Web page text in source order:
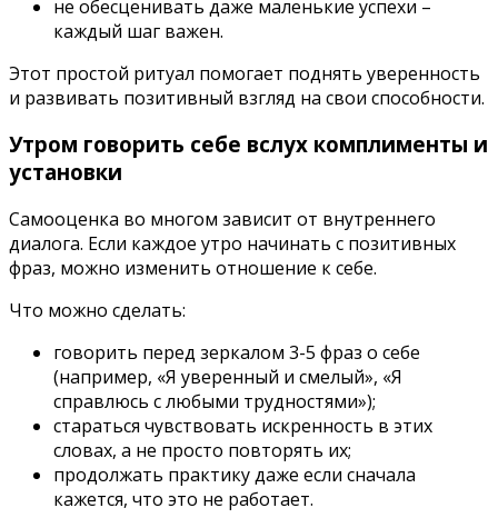
не обесценивать даже маленькие успехи –
каждый шаг важен.
Этот простой ритуал помогает поднять уверенность
и развивать позитивный взгляд на свои способности.
Утром говорить себе вслух комплименты и
установки
Самооценка во многом зависит от внутреннего
диалога. Если каждое утро начинать с позитивных
фраз, можно изменить отношение к себе.
Что можно сделать:
говорить перед зеркалом 3-5 фраз о себе
(например, «Я уверенный и смелый», «Я
справлюсь с любыми трудностями»);
стараться чувствовать искренность в этих
словах, а не просто повторять их;
продолжать практику даже если сначала
кажется, что это не работает.